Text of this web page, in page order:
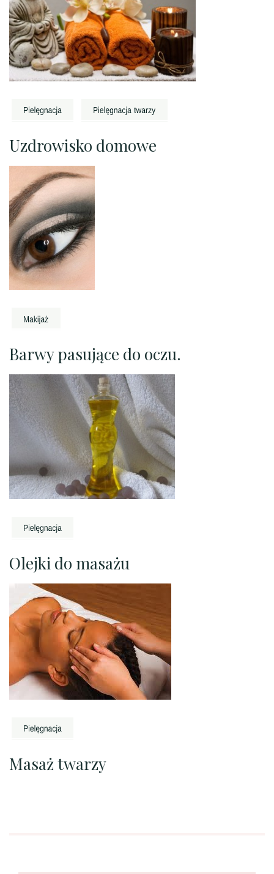
Uzdrowisko domowe
Barwy pasujące do oczu.
Olejki do masażu
Masaż twarzy